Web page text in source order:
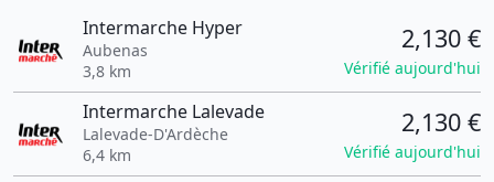
Intermarche Hyper
Aubenas
3,8 km
2,130 €
Vérifié aujourd'hui
Intermarche Lalevade
Lalevade-D'Ardèche
6,4 km
2,130 €
Vérifié aujourd'hui